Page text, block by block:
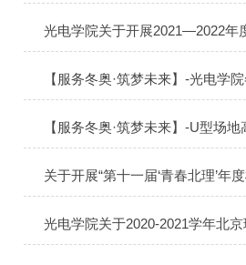
光电学院关于开展2021—2022年
【服务冬奥·筑梦未来】-光电学
【服务冬奥·筑梦未来】-U型场
关于开展“第十一届‘青春北理’年
光电学院关于2020-2021学年北